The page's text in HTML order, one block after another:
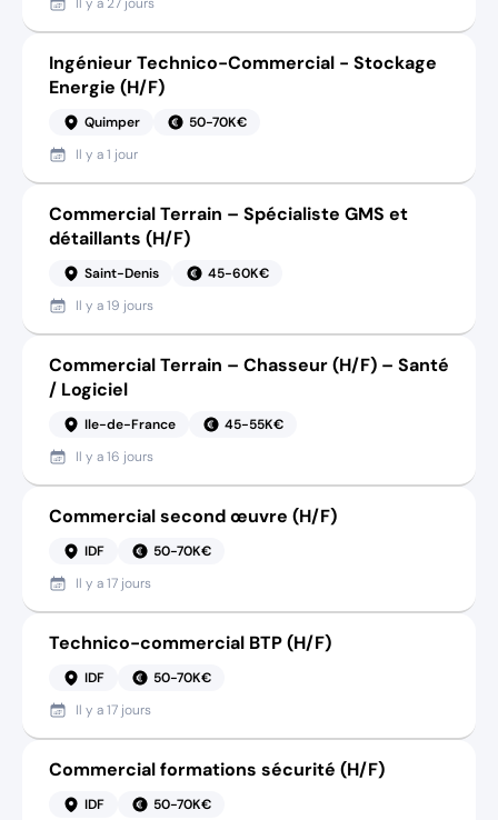
Ingénieur Technico-Commercial - Stockage
Energie (H/F)
Quimper
50-70K€
Il y a1 jour
Commercial Terrain – Spécialiste GMS et
détaillants (H/F)
Saint-Denis
45-60K€
Il y a19 jours
Commercial Terrain – Chasseur (H/F) – Santé
/ Logiciel
Ile-de-France
45-55K€
Il y a16 jours
Commercial second œuvre (H/F)
IDF
50-70K€
Il y a17 jours
Technico-commercial BTP (H/F)
IDF
50-70K€
Il y a17 jours
Commercial formations sécurité (H/F)
IDF
50-70K€